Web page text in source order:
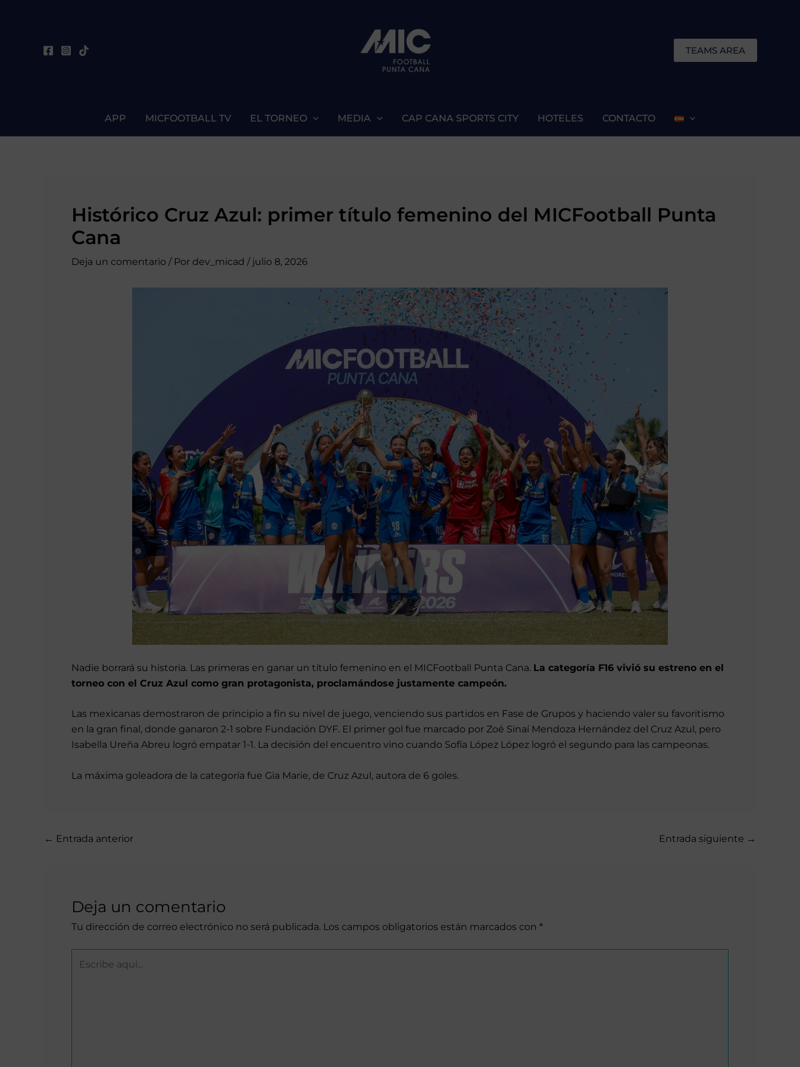
TEAMS AREA
APP MICFOOTBALL TV EL TORNEO MEDIA CAP CANA SPORTS CITY HOTELES CONTACTO
Histórico Cruz Azul: primer título femenino del MICFootball Punta
Cana
Deja un comentario / Por dev_micad / julio 8, 2026
Nadie borrará su historia. Las primeras en ganar un título femenino en el MICFootball Punta Cana. La categoría F16 vivió su estreno en el
torneo con el Cruz Azul como gran protagonista, proclamándose justamente campeón.
Las mexicanas demostraron de principio a fin su nivel de juego, venciendo sus partidos en Fase de Grupos y haciendo valer su favoritismo
en la gran final, donde ganaron 2-1 sobre Fundación DYF. El primer gol fue marcado por Zoé Sinaí Mendoza Hernández del Cruz Azul, pero
Isabella Ureña Abreu logró empatar 1-1. La decisión del encuentro vino cuando Sofía López López logró el segundo para las campeonas.
La máxima goleadora de la categoría fue Gia Marie, de Cruz Azul, autora de 6 goles.
← Entrada anterior Entrada siguiente →
Deja un comentario
Tu dirección de correo electrónico no será publicada. Los campos obligatorios están marcados con *
aquí...